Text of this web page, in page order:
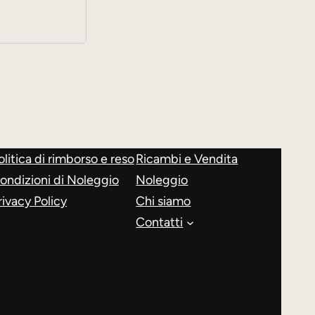
di rimborso e reso
di Noleggio
Policy
Ricambi e Vendita
Noleggio
Chi siamo
Contatti